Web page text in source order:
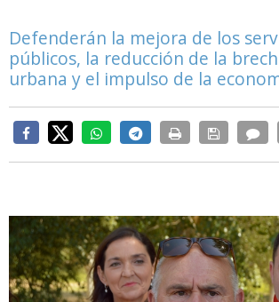
Defenderán la mejora de los
públicos, la reducción de la
urbana y el impulso de la